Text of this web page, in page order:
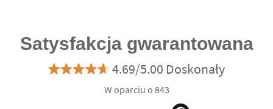
Satysfakcja gwarantowana
4.69/5.00 Doskonały
W oparciu o 843